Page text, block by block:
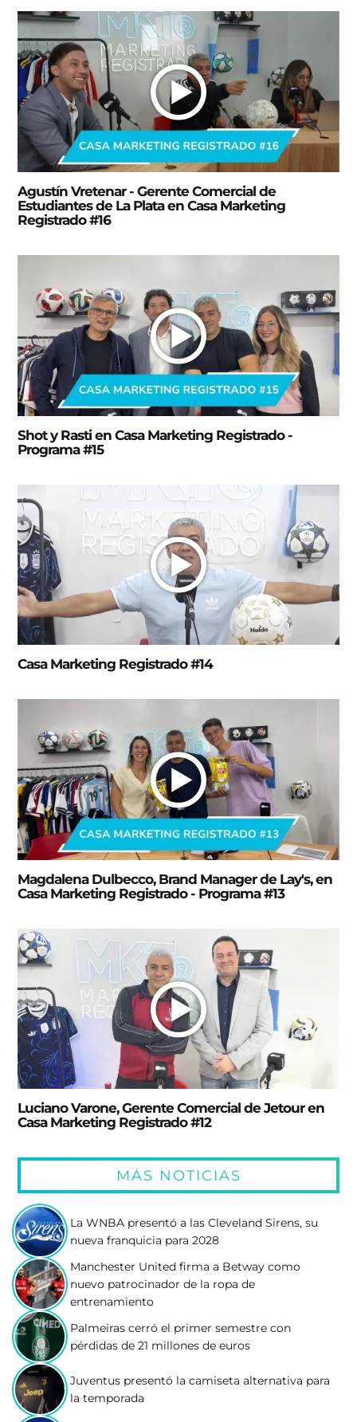
Agustín Vretenar - Gerente Comercial de
Estudiantes de La Plata en Casa Marketing
Registrado #16
Shot y Rasti en Casa Marketing Registrado -
Programa #15
Casa Marketing Registrado #14
Magdalena Dulbecco, Brand Manager de Lay's, en
Casa Marketing Registrado - Programa #13
Luciano Varone, Gerente Comercial de Jetour en
Casa Marketing Registrado #12
MÁS NOTICIAS
La WNBA presentó a las Cleveland Sirens, su
nueva franquicia para 2028
Manchester United firma a Betway como
nuevo patrocinador de la ropa de
entrenamiento
Palmeiras cerró el primer semestre con
pérdidas de 21 millones de euros
Juventus presentó la camiseta alternativa para
la temporada